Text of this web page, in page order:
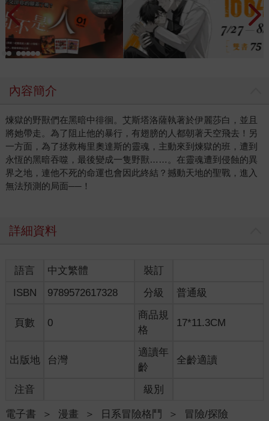
內容簡介
煉獄的野獸們在黑暗中徘徊。艾斯塔洛薩執著於伊麗莎白，並且
將她帶走。為了阻止他的暴行，有翅膀的人都朝著天空飛去！另
一方面，為了拯救梅里奧達斯的靈魂，主動來到煉獄的班，遭到
永恆的黑暗吞噬，最後變成一隻野獸……。在靈魂遭到侵蝕的異
界之地，連他不死的命運也會因此終結？撼動天地的聖戰，進入
無法預測的局面──！
詳細資料
語言 中文繁體
裝訂
ISBN
9789572617328 分級 普通級
頁數 0
商品規
格
17*11.3CM
出版地 台灣
適讀年
齡
全齡適讀
注音 級別
電子書 ＞ 漫畫 ＞ 日系冒險格鬥 ＞ 冒險/探險